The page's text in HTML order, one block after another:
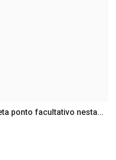
ponto facultativo nesta...